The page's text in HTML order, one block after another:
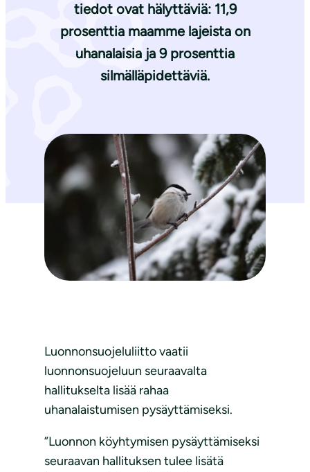
tiedot ovat hälyttäviä: 11,9
prosenttia maamme lajeista on
uhanalaisia ja 9 prosenttia
silmälläpidettäviä.
Luonnonsuojeluliitto vaatii
luonnonsuojeluun seuraavalta
hallitukselta lisää rahaa
uhanalaistumisen pysäyttämiseksi.
”Luonnon köyhtymisen pysäyttämiseksi
seuraavan hallituksen tulee lisätä